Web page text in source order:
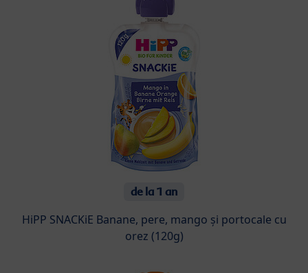
de la 1 an
HiPP SNACKiE Banane, pere, mango și portocale cu
orez (120g)